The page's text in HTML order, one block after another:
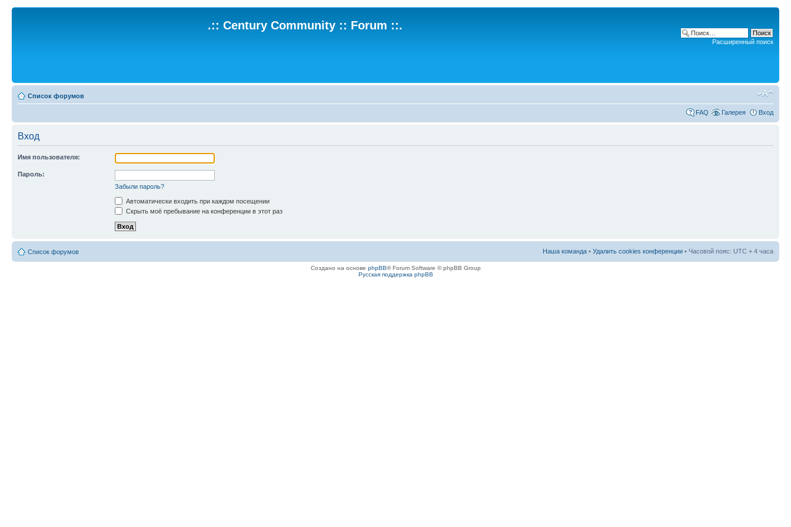
.:: Century Community :: Forum ::.
Расширенный поиск
Список форумов
FAQ Галерея Вход
Вход
Имя пользователя:
Пароль:
Забыли пароль?
Автоматически входить при каждом посещении
Скрыть моё пребывание на конференции в этот раз
Список форумов Наша команда • Удалить cookies конференции • Часовой пояс: UTC + 4 часа
Создано на основе phpBB® Forum Software © phpBB Group
Русская поддержка phpBB